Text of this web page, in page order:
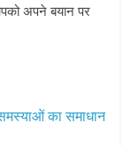
अपने बयान पर
का समाधान